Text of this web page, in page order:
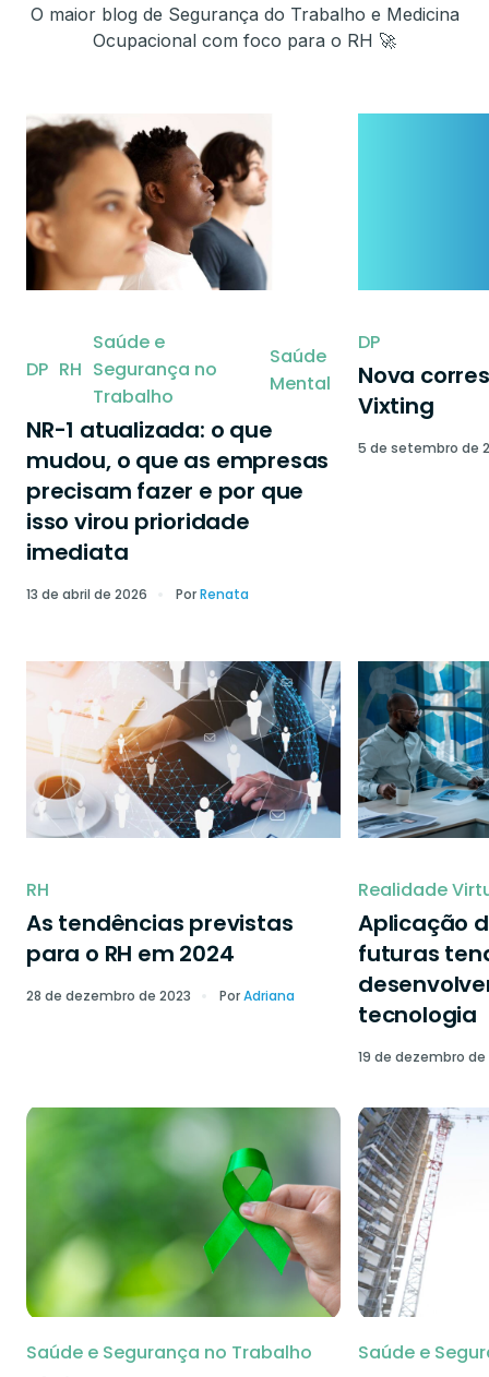
O maior blog de Segurança do Trabalho e Medicina
Ocupacional com foco para o RH 🚀
DP RH
Saúde e
Segurança no
Trabalho
Saúde
Mental
NR-1 atualizada: o que
mudou, o que as empresas
precisam fazer e por que
isso virou prioridade
imediata
13 de abril de 2026 PorRenata
DP
Nova
Vixting
5 de setembro de
RH
As tendências previstas
para o RH em 2024
28 de dezembro de 2023 PorAdriana
Realidade
Aplicação
futuras
tecnologia
19 de dezembro de
Saúde e Segurança no Trabalho Saúde e